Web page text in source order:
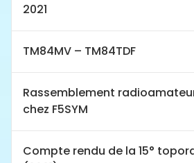
2021
TM84MV – TM84TDF
Rassemblement
chez F5SYM
Compte rendu de la 15°